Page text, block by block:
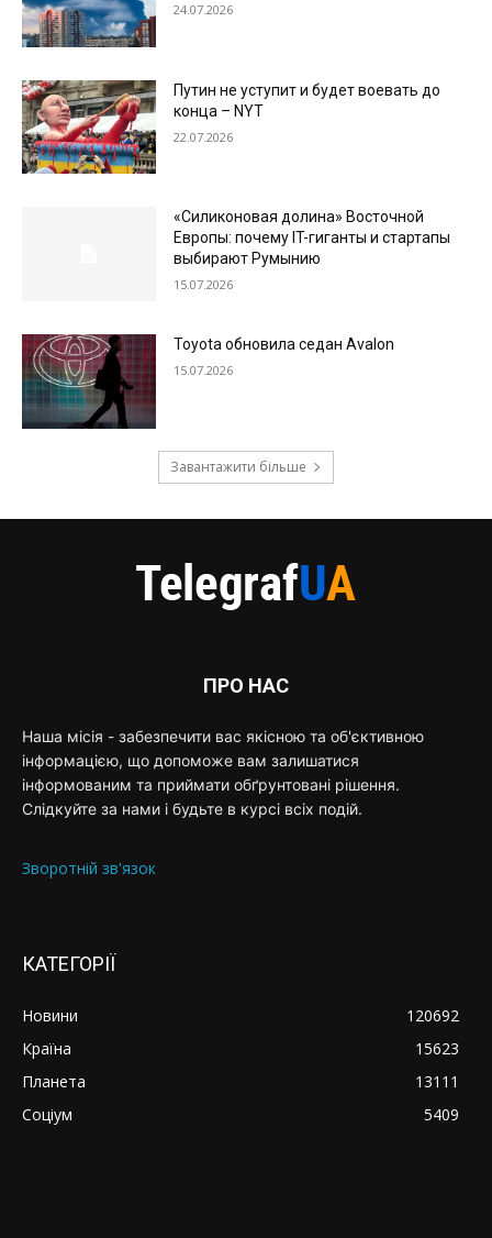
24.07.2026
Путин не уступит и будет воевать до
конца – NYT
22.07.2026
«Силиконовая долина» Восточной
Европы: почему IT-гиганты и стартапы
выбирают Румынию
15.07.2026
Toyota обновила седан Avalon
15.07.2026
Завантажити більше
ПРО НАС
Наша місія - забезпечити вас якісною та об'єктивною
інформацією, що допоможе вам залишатися
інформованим та приймати обґрунтовані рішення.
Слідкуйте за нами і будьте в курсі всіх подій.
Зворотній зв'язок
КАТЕГОРІЇ
Новини
120692
Країна
15623
Планета
13111
Соціум
5409